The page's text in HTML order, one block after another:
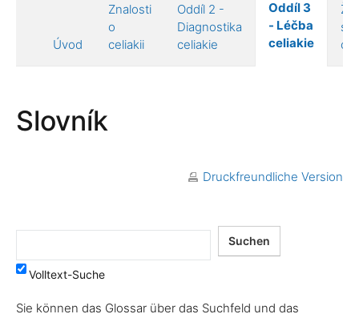
Úvod
Znalosti
o
celiakii
Oddíl 2 -
Diagnostika
celiakie
Oddíl 3
- Léčba
celiakie
s
Slovník
Druckfreundliche Version
Volltext-Suche
Sie können das Glossar über das Suchfeld und das